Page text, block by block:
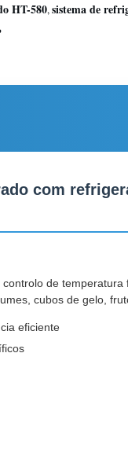
HT-580,sistema de
com
de
cubos de gelo,
eficiente